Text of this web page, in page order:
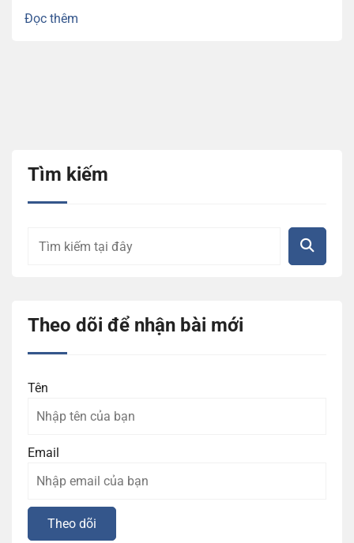
Đọc thêm
Tìm kiếm
Theo dõi để nhận bài mới
Tên
Email